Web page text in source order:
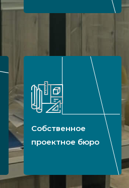
Собственное
проектное бюро